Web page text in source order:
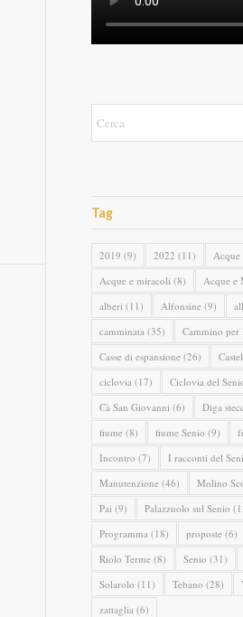
Tag
2019 (9) 2022 (11)
Acque e miracoli (8) Acque e
alberi (11) Alfonsine (9)
camminata (35) Cammino per
Casse di espansione (26)
ciclovia (17) Ciclovia del
Cà San Giovanni (6) Diga
fiume (8) fiume Senio (9)
Incontro (7) I racconti del
Manutenzione (46) Molino
Pai (9) Palazzuolo sul Senio
Programma (18) proposte (6)
Riolo Terme (8) Senio (31)
Solarolo (11) Tebano (28)
zattaglia (6)